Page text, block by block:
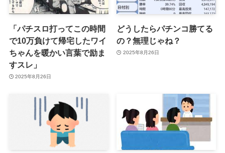
「パチスロ打ってこの時間
で10万負けて帰宅したワイ
ちゃんを暖かい言葉で励ま
すスレ」
2025年8月26日
どうしたらパチンコ勝てる
の？無理じゃね？
2025年8月26日